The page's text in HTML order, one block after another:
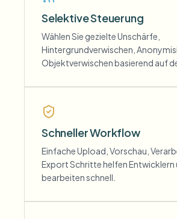
Selektive Steuerung
Wählen Sie gezielte Unschärfe,
Hintergrundverwischen,
Objektverwischen basierend auf
Schneller Workflow
Einfache Upload, Vorschau,
Export Schritte helfen Entwicklern
bearbeiten schnell.